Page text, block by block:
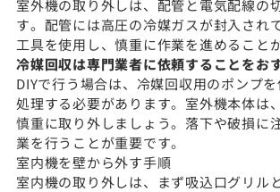
室外機の取り外しは、配管と電気配線の
す。配管には高圧の冷媒ガスが封入され
工具を使用し、慎重に作業を進めること
冷媒回収は専門業者に依頼することをお
DIYで行う場合は、冷媒回収用のポンプ
処理する必要があります。室外機本体は
慎重に取り外しましょう。落下や破損に
業を行うことが重要です。
室内機を壁から外す手順
室内機の取り外しは、まず吸込口グリル